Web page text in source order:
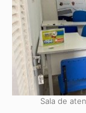
Sala de